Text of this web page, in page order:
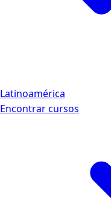
Latinoamérica
Encontrar cursos